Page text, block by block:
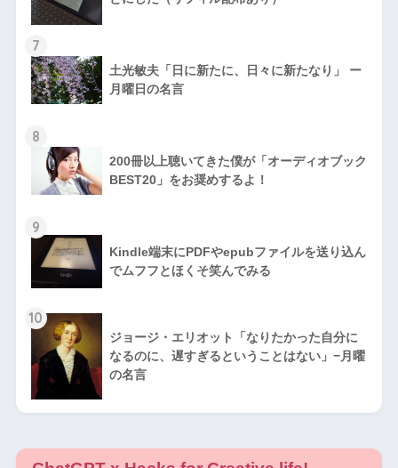
7
土光敏夫「日に新たに、日々に新たなり」 ー
月曜日の名言
8
200冊以上聴いてきた僕が「オーディオブック
BEST20」をお奨めするよ！
9
Kindle端末にPDFやepubファイルを送り込ん
でムフフとほくそ笑んでみる
10
ジョージ・エリオット「なりたかった自分に
なるのに、遅すぎるということはない」−月曜
の名言